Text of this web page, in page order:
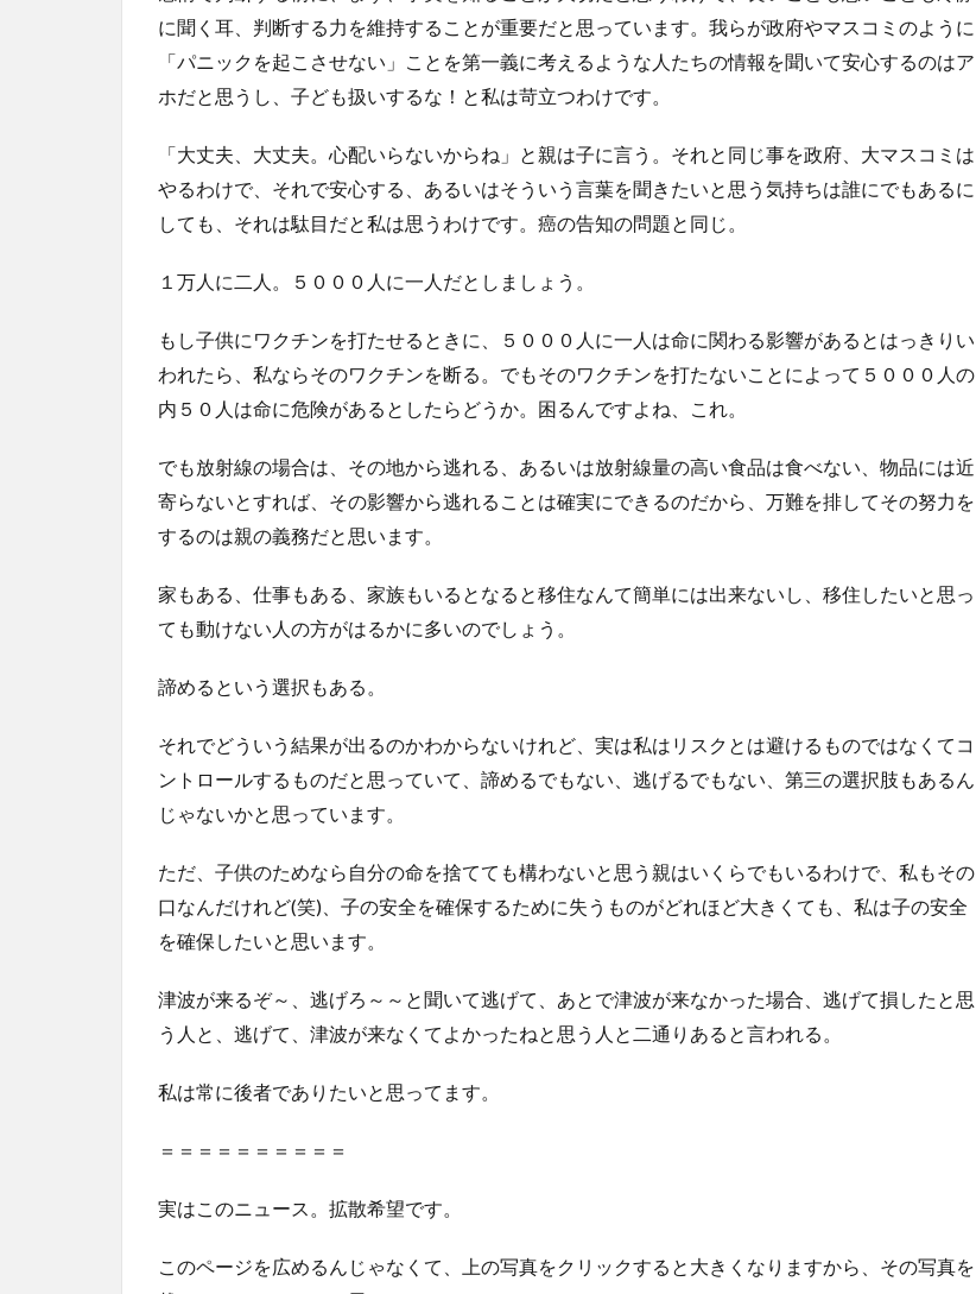
に聞く耳、判断する力を維持することが重要だと思っています。我らが政府やマスコミのように
「パニックを起こさせない」ことを第一義に考えるような人たちの情報を聞いて安心するのはア
ホだと思うし、子ども扱いするな！と私は苛立つわけです。
「大丈夫、大丈夫。心配いらないからね」と親は子に言う。それと同じ事を政府、大マスコミは
やるわけで、それで安心する、あるいはそういう言葉を聞きたいと思う気持ちは誰にでもあるに
しても、それは駄目だと私は思うわけです。癌の告知の問題と同じ。
１万人に二人。５０００人に一人だとしましょう。
もし子供にワクチンを打たせるときに、５０００人に一人は命に関わる影響があるとはっきりい
われたら、私ならそのワクチンを断る。でもそのワクチンを打たないことによって５０００人の
内５０人は命に危険があるとしたらどうか。困るんですよね、これ。
でも放射線の場合は、その地から逃れる、あるいは放射線量の高い食品は食べない、物品には近
寄らないとすれば、その影響から逃れることは確実にできるのだから、万難を排してその努力を
するのは親の義務だと思います。
家もある、仕事もある、家族もいるとなると移住なんて簡単には出来ないし、移住したいと思っ
ても動けない人の方がはるかに多いのでしょう。
諦めるという選択もある。
それでどういう結果が出るのかわからないけれど、実は私はリスクとは避けるものではなくてコ
ントロールするものだと思っていて、諦めるでもない、逃げるでもない、第三の選択肢もあるん
じゃないかと思っています。
ただ、子供のためなら自分の命を捨てても構わないと思う親はいくらでもいるわけで、私もその
口なんだけれど(笑)、子の安全を確保するために失うものがどれほど大きくても、私は子の安全
を確保したいと思います。
津波が来るぞ～、逃げろ～～と聞いて逃げて、あとで津波が来なかった場合、逃げて損したと思
う人と、逃げて、津波が来なくてよかったねと思う人と二通りあると言われる。
私は常に後者でありたいと思ってます。
＝＝＝＝＝＝＝＝＝＝
実はこのニュース。拡散希望です。
このページを広めるんじゃなくて、上の写真をクリックすると大きくなりますから、その写真を